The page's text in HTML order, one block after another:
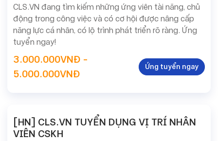
CLS.VN đang tìm kiếm những ứng viên tài năng, chủ
động trong công việc và có cơ hội được nâng cấp
năng lực cá nhân, có lộ trình phát triển rõ ràng. Ứng
tuyển ngay!
3.000.000VNĐ -
5.000.000VNĐ
Ứng tuyển ngay
[HN] CLS.VN TUYỂN DỤNG VỊ TRÍ NHÂN
VIÊN CSKH